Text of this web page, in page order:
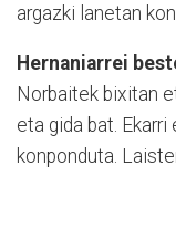
argazki­ lanetan
Hernaniarrei
Norbaitek bixitan
eta gida bat.
konponduta.